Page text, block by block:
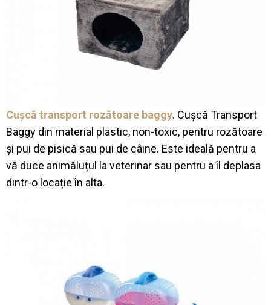
Cușcă transport rozătoare baggy. Cușcă Transport
Baggy din material plastic, non-toxic, pentru rozătoare
și pui de pisică sau pui de câine. Este ideală pentru a
vă duce animăluțul la veterinar sau pentru a îl deplasa
dintr-o locație în alta.